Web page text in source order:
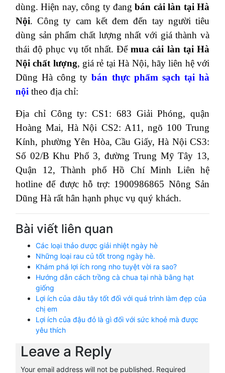
dùng. Hiện nay, công ty đang bán cải làn tại Hà
Nội. Công ty cam kết đem đến tay người tiêu
dùng sản phẩm chất lượng nhất với giá thành và
thái độ phục vụ tốt nhất. Đểmua cải làn tại Hà
Nội chất lượng, giá rẻ tại Hà Nội, hãy liên hệ với
Dũng Hà công tybán thực phẩm sạch tại hà
nội theo địa chỉ:
Địa chỉ Công ty: CS1: 683 Giải Phóng, quận
Hoàng Mai, Hà Nội CS2: A11, ngõ 100 Trung
Kính, phường Yên Hòa, Cầu Giấy, Hà Nội CS3:
Số 02/B Khu Phố 3, đường Trung Mỹ Tây 13,
Quận 12, Thành phố Hồ Chí Minh Liên hệ
hotline để được hỗ trợ: 1900986865 Nông Sản
Dũng Hà rất hân hạnh phục vụ quý khách.
Bài viết liên quan
Các loại thảo dược giải nhiệt ngày hè
Những loại rau củ tốt trong ngày hè.
Khám phá lợi ích rong nho tuyệt vời ra sao?
Hướng dẫn cách trồng cà chua tại nhà bằng hạt
giống
Lợi ích của dâu tây tốt đối với quá trình làm đẹp của
chị em
Lợi ích của đậu đỏ là gì đối với sức khoẻ mà được
yêu thích
Leave a Reply
Your email address will not be published. Required